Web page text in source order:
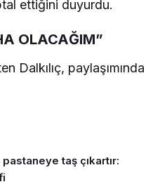
ettiğini duyurdu.
OLACAĞIM”
Dalkılıç, paylaşımında
taş çıkartır: